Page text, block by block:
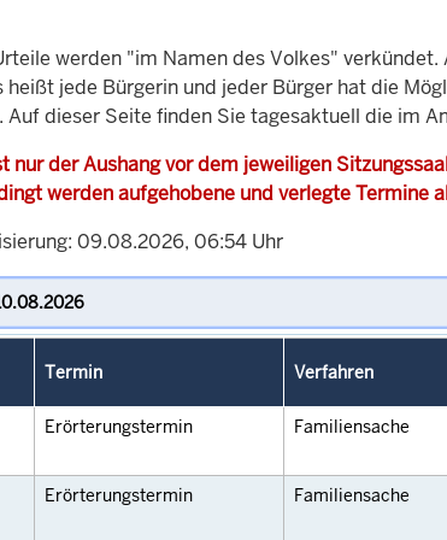
werden "im Namen des Volkes"
heißt jede Bürgerin und jeder Bürger hat die
Auf dieser Seite finden Sie tagesaktuell die im
nur der Aushang vor dem jeweiligen
werden aufgehobene und verlegte Termine
09.08.2026, 06:54 Uhr
Termin Verfahren
Erörterungstermin Familiensache
Erörterungstermin Familiensache